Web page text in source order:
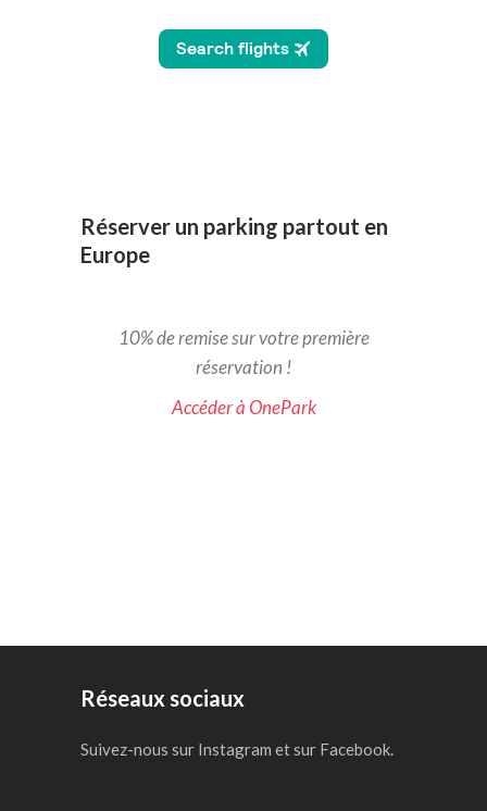
Réserver un parking partout en
Europe
10% de remise sur votre première
réservation !
Accéder à OnePark
Réseaux sociaux
Suivez-nous sur Instagram et sur Facebook.